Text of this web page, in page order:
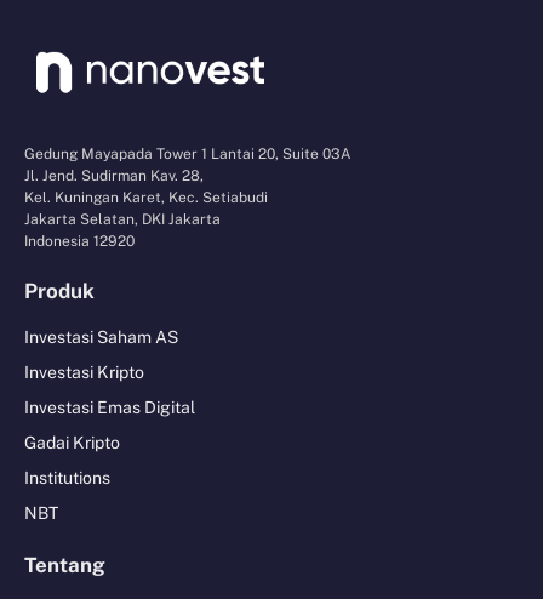
Gedung Mayapada Tower 1 Lantai 20, Suite 03A
Jl. Jend. Sudirman Kav. 28,
Kel. Kuningan Karet, Kec. Setiabudi
Jakarta Selatan, DKI Jakarta
Indonesia 12920
Produk
Investasi Saham AS
Investasi Kripto
Investasi Emas Digital
Gadai Kripto
Institutions
NBT
Tentang